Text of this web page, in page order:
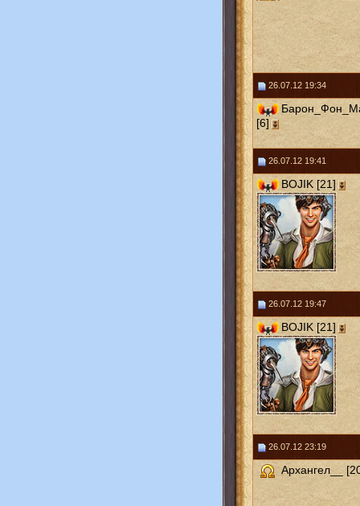
26.07.12 19:34
[6]
26.07.12 19:41
BOJIK [21]
26.07.12 19:47
BOJIK [21]
26.07.12 23:19
Архангел__